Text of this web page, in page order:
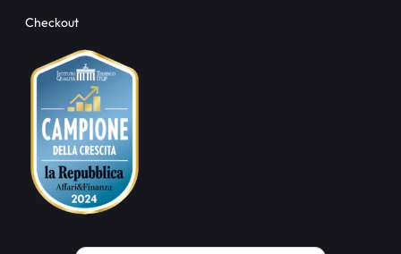
Checkout